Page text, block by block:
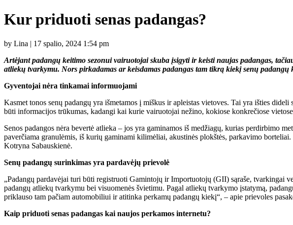
Kur priduoti senas padangas?
by Lina | 17 spalio, 2024 1:54 pm
Artėjant padangų keitimo sezonui vairuotojai skuba įsigyti ir keisti naujas padangas,
atliekų tvarkymu. Nors pirkadamas ar keisdamas padangas tam tikrą kiekį senų
Gyventojai nėra tinkamai informuojami
Kasmet tonos senų padangų yra išmetamos į miškus ir apleistas vietoves. Tai yra išties
būti informacijos trūkumas, kadangi kai kurie vairuotojai nežino, kokiose konkrečiose
Senos padangos nėra bevertė atlieka – jos yra gaminamos iš medžiagų, kurias perdirbimo
paverčiama granulėmis, iš kurių gaminami kilimėliai, akustinės plokštės, parkavimo
Kotryna Sabauskienė.
Senų padangų surinkimas yra pardavėjų prievolė
„Padangų pardavėjai turi būti registruoti Gamintojų ir Importuotojų (GII) sąraše,
padangų atliekų tvarkymu bei visuomenės švietimu. Pagal atliekų tvarkymo įstatymą,
priklauso tam pačiam automobiliui ir atitinka perkamų padangų kiekį“, – apie prievoles
Kaip priduoti senas padangas kai naujos perkamos internetu?